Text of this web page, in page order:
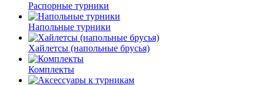
Распорные турники
Напольные турники
Хайлетсы (напольные брусья)
Комплекты